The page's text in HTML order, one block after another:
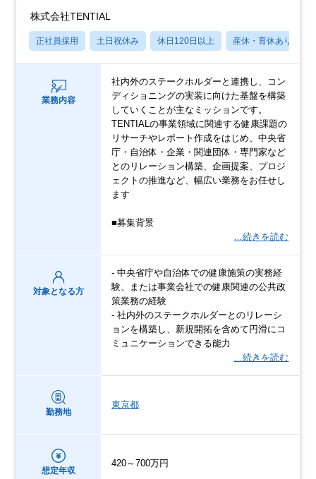
株式会社TENTIAL
正社員採用 土日祝休み 休日120日以上 産休・育休あり
業務内容
社内外のステークホルダーと連携し、コン
ディショニングの実装に向けた基盤を構築
していくことが主なミッションです。
TENTIALの事業領域に関連する健康課題の
リサーチやレポート作成をはじめ、中央省
庁・自治体・企業・関連団体・専門家など
とのリレーション構築、企画提案、プロジ
ェクトの推進など、幅広い業務をお任せし
ます
■募集背景
…続きを読む
対象となる方
- 中央省庁や自治体での健康施策の実務経
験、または事業会社での健康関連の公共政
策業務の経験
- 社内外のステークホルダーとのリレーシ
ョンを構築し、新規開拓を含めて円滑にコ
ミュニケーションできる能力
…続きを読む
勤務地
東京都
想定年収
420～700万円